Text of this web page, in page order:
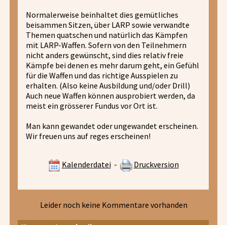
Normalerweise beinhaltet dies gemütliches
beisammen Sitzen, über LARP sowie verwandte
Themen quatschen und natürlich das Kämpfen
mit LARP-Waffen. Sofern von den Teilnehmern
nicht anders gewünscht, sind dies relativ freie
Kämpfe bei denen es mehr darum geht, ein Gefühl
für die Waffen und das richtige Ausspielen zu
erhalten. (Also keine Ausbildung und/oder Drill)
Auch neue Waffen können ausprobiert werden, da
meist ein grösserer Fundus vor Ort ist.
Man kann gewandet oder ungewandet erscheinen.
Wir freuen uns auf reges erscheinen!
Kalenderdatei- Druckversion
Leider noch keine Kommentare vorhanden